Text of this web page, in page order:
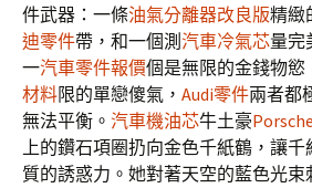
件武器：一條油氣分離器改良版精緻
迪零件帶，和一個測 汽車冷氣芯量完
一汽車零件報價個是無限的金錢物慾
材料限的單戀傻氣， Audi零件兩者都
無法平衡。 汽車機油芯牛土豪
上的鑽石項圈扔向金色千紙鶴，讓千
質的誘惑力。她對著天空的藍色光束